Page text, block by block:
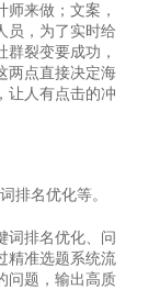
来做；文案，
员，为了实时给
裂变要成功，
两点直接决定海
让人有点击的冲
排名优化等。
词排名优化、问
精准选题系统流
问题，输出高质